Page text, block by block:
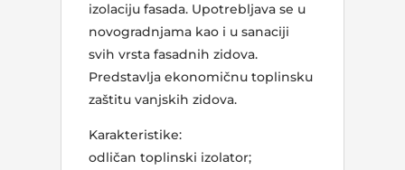
izolaciju fasada. Upotrebljava se u
novogradnjama kao i u sanaciji
svih vrsta fasadnih zidova.
Predstavlja ekonomičnu toplinsku
zaštitu vanjskih zidova.
Karakteristike:
odličan toplinski izolator;